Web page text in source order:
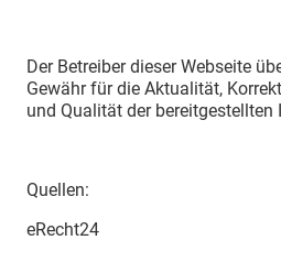
Der Betreiber dieser Webseite
Gewähr für die Aktualität,
und Qualität der bereitgestellten
Quellen:
eRecht24